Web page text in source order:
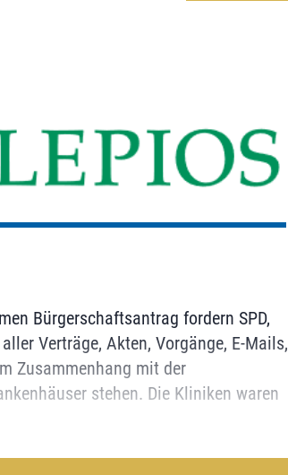
Bürgerschaftsantrag fordern SPD,
Verträge, Akten, Vorgänge, E-Mails,
Zusammenhang mit der
stehen. Die Kliniken waren